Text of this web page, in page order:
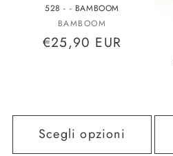
528 - - BAMBOOM
Fornitore:
BAMBOOM
Prezzo
€25,90 EUR
Scegli opzioni